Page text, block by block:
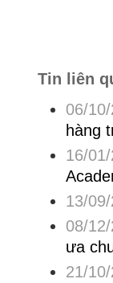
Tin liên
06/
hàng
16/
13/
08/
ưa
21/